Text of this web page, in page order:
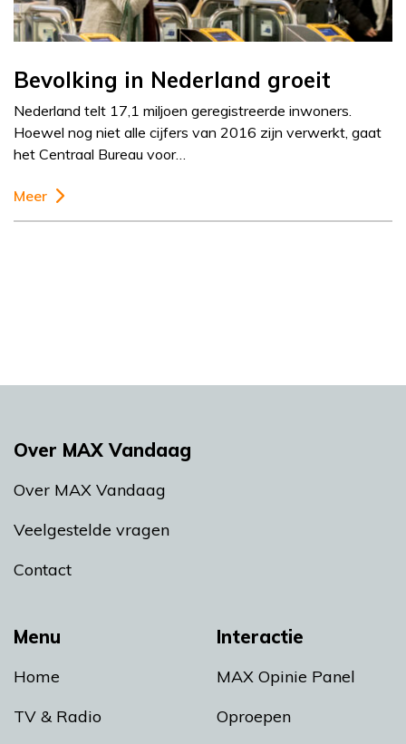
Bevolking in Nederland groeit
Nederland telt 17,1 miljoen geregistreerde inwoners.
Hoewel nog niet alle cijfers van 2016 zijn verwerkt, gaat
het Centraal Bureau voor…
Meer
Menu
Home
TV & Radio
Interactie
MAX Opinie Panel
Oproepen
Over MAX Vandaag
Over MAX Vandaag
Veelgestelde vragen
Contact